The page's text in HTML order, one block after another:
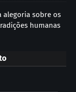
alegoria sobre os
humanas